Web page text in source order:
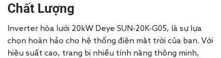
Chất Lượng
Inverter hòa lưới 20kW Deye SUN-20K-G05, là sự lựa
chọn hoàn hảo cho hệ thống điện mặt trời của bạn. Với
hiệu suất cao, trang bị nhiều tính năng thông minh,